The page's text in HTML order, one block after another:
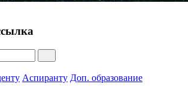
Аспиранту Доп. образование